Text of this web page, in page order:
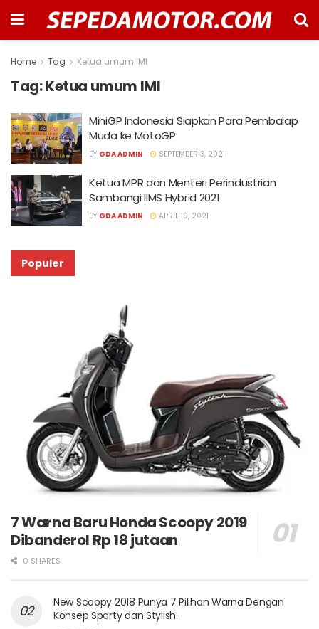
Home Tag Ketua umum IMI
Tag:Ketua umum IMI
MiniGP Indonesia Siapkan Para Pembalap
Muda ke MotoGP
BY GDA ADMIN SEPTEMBER 3, 2021
Ketua MPR dan Menteri Perindustrian
Sambangi IIMS Hybrid 2021
BY GDA ADMIN APRIL 19, 2021
Populer
7 Warna Baru Honda Scoopy 2019
Dibanderol Rp 18 jutaan
0 SHARES
New Scoopy 2018 Punya 7 Pilihan Warna Dengan
Konsep Sporty dan Stylish.